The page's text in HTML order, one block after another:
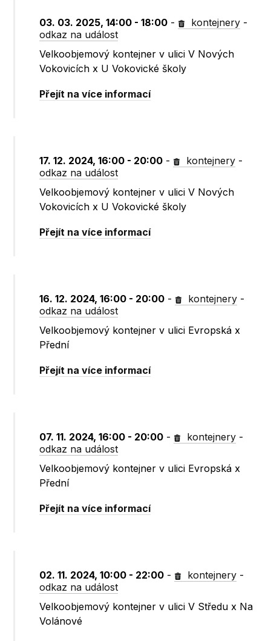
03. 03. 2025, 14:00 - 18:00 - kontejnery -
odkaz na událost
Velkoobjemový kontejner v ulici V Nových
Vokovicích x U Vokovické školy
Přejít na více informací
17. 12. 2024, 16:00 - 20:00 - kontejnery -
odkaz na událost
Velkoobjemový kontejner v ulici V Nových
Vokovicích x U Vokovické školy
Přejít na více informací
16. 12. 2024, 16:00 - 20:00 - kontejnery -
odkaz na událost
Velkoobjemový kontejner v ulici Evropská x
Přední
Přejít na více informací
07. 11. 2024, 16:00 - 20:00 - kontejnery -
odkaz na událost
Velkoobjemový kontejner v ulici Evropská x
Přední
Přejít na více informací
02. 11. 2024, 10:00 - 22:00 - kontejnery -
odkaz na událost
Velkoobjemový kontejner v ulici V Středu x Na
Volánové